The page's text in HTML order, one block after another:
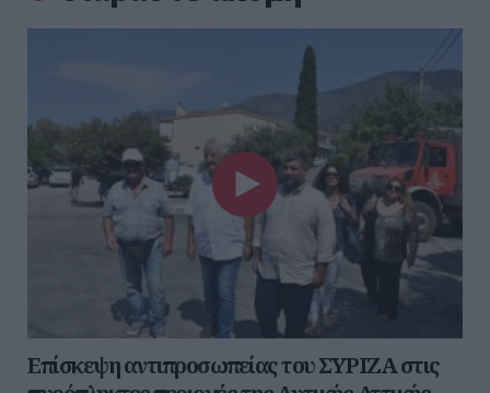
Επίσκεψη αντιπροσωπείας του ΣΥΡΙΖΑ στις